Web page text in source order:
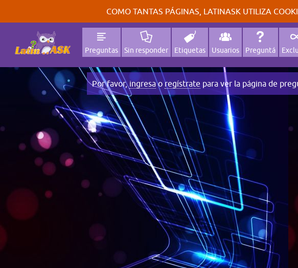
COMO TANTAS PÁGINAS, LATINASK UTILIZA
Preguntas Sin responder Etiquetas Usuarios Preguntá
Por favor,ingresaoregístrate para ver la página de